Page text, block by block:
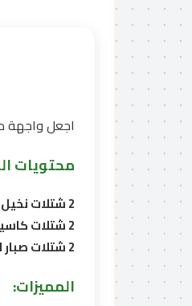
اجعل واجهة
محتويات
2 شتلات نخيل واشنطونيا
2 شتلات كاسيا جلوكا
2 شتلات صبار ايفوربيا
المميزات: